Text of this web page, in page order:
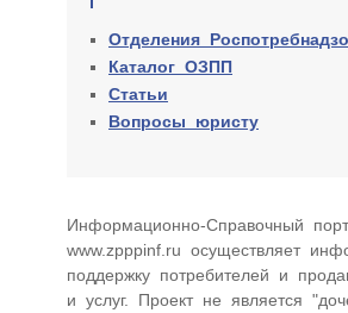
Отделения
Каталог ОЗПП
Статьи
Вопросы юристу
Информационно-Cправочный
www.zpppinf.ru осуществляет
поддержку потребителей и
и услуг. Проект не является